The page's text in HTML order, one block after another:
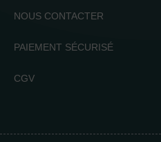
NOUS CONTACTER
PAIEMENT SÉCURISÉ
CGV